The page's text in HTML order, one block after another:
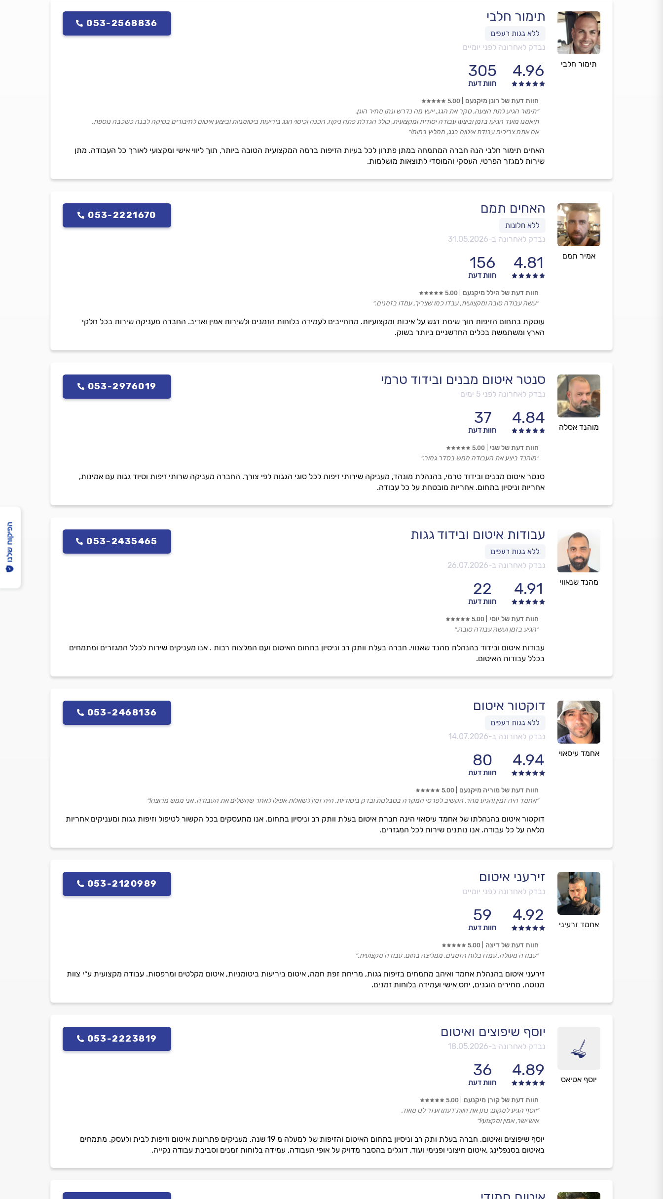
תימור חלבי
תימור חלבי
נבדק לאחרונה לפני יומיים
4.96
305
חוות דעת
053-2568836
האחים תימור חלבי הנה חברה המתמחה במתן פתרון לכל בעיות הזיפות ברמה המקצועית הטובה ביותר, תוך ליווי אישי ומקצועי לאורך כל העבודה. מתן
שירות למגזר הפרטי, העסקי והמוסדי לתוצאות מושלמות.
חוות דעת של רונן מיקנעם 5.00
״תימור הגיע לתת הצעה, סקר את הגג, ייעץ מה נדרש ונתן מחיר הוגן.
תיאמנו מועד הגיעו בזמן וביצעו עבודה יסודית ומקצועית, כולל הגדלת פתח ניקוז, הכנה וכיסוי הגג ביריעות ביטומניות וביצוע איטום לחיבורים בסיקה לבנה כשכבה נוספת.
אם אתם צריכים עבודת איטום בגג, ממליץ בחום!״
אמיר תמם
האחים תמם
נבדק לאחרונה ב-31.05.2026
4.81
156
חוות דעת
053-2221670
עוסקת בתחום הזיפות תוך שימת דגש על איכות ומקצועיות. מתחייבים לעמידה בלוחות הזמנים ולשירות אמין ואדיב. החברה מעניקה שירות בכל חלקי
הארץ ומשתמשת בכלים החדשניים ביותר בשוק.
חוות דעת של הילל מיקנעם 5.00
״עשה עבודה טובה ומקצועית, עבדו כמו שצריך, עמדו בזמנים.״
מוהנד אסלה
סנטר איטום מבנים ובידוד טרמי
נבדק לאחרונה לפני 5 ימים
4.84
37
חוות דעת
053-2976019
סנטר איטום מבנים ובידוד טרמי, בהנהלת מונהד, מעניקה שירותי זיפות לכל סוגי הגגות לפי צורך. החברה מעניקה שרותי זיפות וסיוד גגות עם אמינות,
אחריות וניסיון בתחום. אחריות מובטחת על כל עבודה.
חוות דעת של שני 5.00
״מוהנד ביצע את העבודה ממש בסדר גמור.״
מהנד שנאווי
עבודות איטום ובידוד גגות
נבדק לאחרונה ב-26.07.2026
4.91
22
חוות דעת
053-2435465
עבודות איטום ובידוד בהנהלת מהנד שאנווי. חברה בעלת וותק רב וניסיון בתחום האיטום ועם המלצות רבות . אנו מעניקים שירות לכלל המגזרים ומתמחים
בכלל עבודות האיטום.
חוות דעת של יוסי 5.00
״הגיע בזמן ועשה עבודה טובה.״
אחמד עיסאוי
דוקטור איטום
נבדק לאחרונה ב-14.07.2026
4.94
80
חוות דעת
053-2468136
דוקטור איטום בהנהלתו של אחמד עיסאוי הינה חברת איטום בעלת וותק רב וניסיון בתחום. אנו מתעסקים בכל הקשור לטיפול וזיפות גגות ומעניקים אחריות
מלאה על כל עבודה. אנו נותנים שירות לכל המגזרים.
חוות דעת של מוריה מיקנעם 5.00
״אחמד היה זמין והגיע מהר, הקשיב לפרטי המקרה בסבלנות ובדק ביסודיות, היה זמין לשאלות אפילו לאחר שהשלים את העבודה. אני ממש מרוצה!״
אחמד זרעיני
זירעני איטום
נבדק לאחרונה לפני יומיים
4.92
59
חוות דעת
053-2120989
זירעני איטום בהנהלת אחמד ואיהב מתמחים בזיפות גגות, מריחת זפת חמה, איטום ביריעות ביטומניות, איטום מקלטים ומרפסות. עבודה מקצועית ע״י צוות
מנוסה, מחירים הוגנים, יחס אישי ועמידה בלוחות זמנים.
חוות דעת של דיצה 5.00
״עבודה מעולה, עמדו בלוח הזמנים, ממליצה בחום, עבודה מקצועית.״
יוסף אטיאס
יוסף שיפוצים ואיטום
נבדק לאחרונה ב-18.05.2026
4.89
36
חוות דעת
053-2223819
יוסף שיפוצים ואיטום, חברה בעלת ותק רב וניסיון בתחום האיטום והזיפות של למעלה מ 19 שנה. מעניקים פתרונות איטום וזיפות לבית ולעסק. מתמחים
באיטום בסנפלינג ,איטום חיצוני ופנימי ועוד, דוגלים בהסבר מדויק על אופי העבודה, עמידה בלוחות זמנים וסביבת עבודה נקייה.
חוות דעת של קורן מיקנעם 5.00
״יוסף הגיע למקום, נתן את חוות דעתו ועזר לנו מאוד.
איש ישר, אמין ומקצועי!״
הפיקוח שלנו